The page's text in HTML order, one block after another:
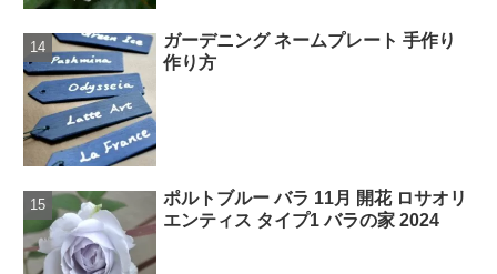
ガーデニング ネームプレート 手作り
作り方
ポルトブルー バラ 11月 開花 ロサオリ
エンティス タイプ1 バラの家 2024